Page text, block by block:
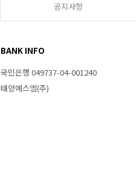
공지사항
BANK INFO
국민은행 049737-04-001240
태양에스엠(주)